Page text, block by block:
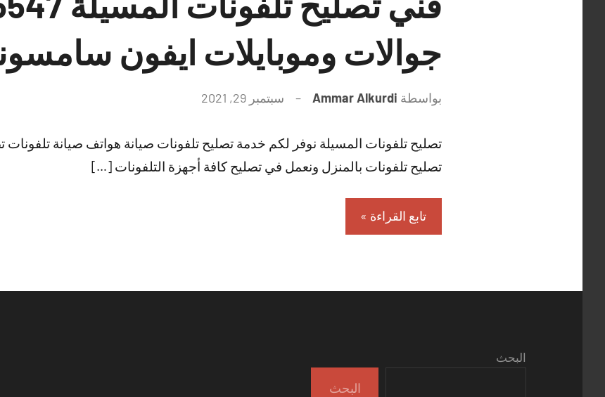
جوالات وموبايلات ايفون
بواسطة Ammar Alkurdi سبتمبر 29, 2021
تعليقات
تصليح تلفونات المسيلة نوفر لكم خدمة تصليح تلفونات صيانة هواتف صيانة
تصليح تلفونات بالمنزل ونعمل في تصليح كافة أجهزة التلفونات […]
تابع القراءة
البحث
البحث